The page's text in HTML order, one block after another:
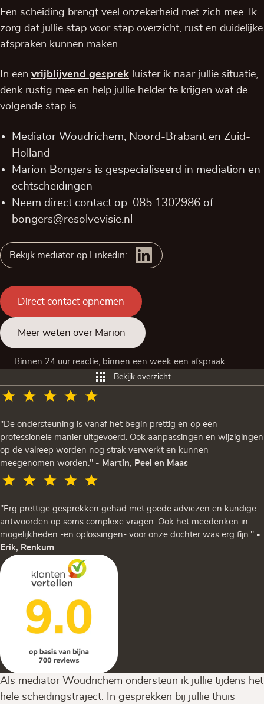
Een scheiding brengt veel onzekerheid met zich mee. Ik
zorg dat jullie stap voor stap overzicht, rust en duidelijke
afspraken kunnen maken.
In een vrijblijvend gesprek luister ik naar jullie situatie,
denk rustig mee en help jullie helder te krijgen wat de
volgende stap is.
Mediator Woudrichem, Noord-Brabanten Zuid-
Holland
Marion Bongers is gespecialiseerd in mediation en
echtscheidingen
Neem direct contact op: 085 1302986 of
bongers@resolvevisie.nl
Bekijk mediator op Linkedin:
Direct contact opnemen
Meer weten over Marion
Binnen 24 uur reactie, binnen een week een afspraak
Bekijk overzicht
"De ondersteuning is vanaf het begin prettig en op een
professionele manier uitgevoerd. Ook aanpassingen en wijzigingen
op de valreep worden nog strak verwerkt en kunnen
meegenomen worden." - Martin, Peel en Maas
"Erg prettige gesprekken gehad met goede adviezen en kundige
antwoorden op soms complexe vragen. Ook het meedenken in
mogelijkheden -en oplossingen- voor onze dochter was erg fijn." -
Erik, Renkum
Als mediator Woudrichem ondersteun ik jullie tijdens het
hele scheidingstraject. In gesprekken bij jullie thuis